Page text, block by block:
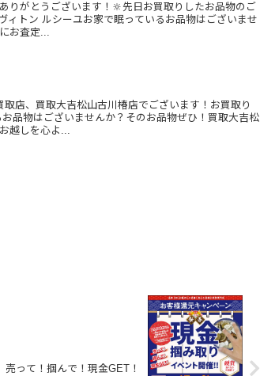
りがとうございます！🔆先日お買取りしたお品物のご
ィトン ルシーユお家で眠っているお品物はございませ
お査定...
店、買取大吉松山古川椿店でございます！お買取り
品物はございませんか？そのお品物ぜひ！買取大吉松
越しを心よ...
売って！掴んで！現金GET！